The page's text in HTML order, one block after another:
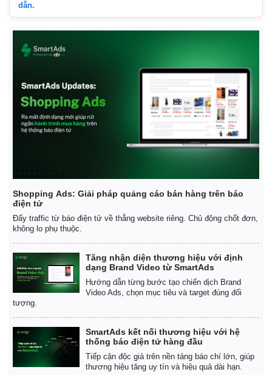
Kinh tế
Bất động sản
Khởi nghiệp
Thị trường
Giá vàng
Tiêu dùng
Tỷ giá
dẫn.
Shopping Ads: Giải pháp quảng cáo bán hàng trên báo
điện tử
Đẩy traffic từ báo điện tử về thẳng website riêng. Chủ động chốt đơn,
không lo phụ thuộc.
Tăng nhận diện thương hiệu với định
dạng Brand Video từ SmartAds
Hướng dẫn từng bước tạo chiến dịch Brand
Video Ads, chọn mục tiêu và target đúng đối
tượng.
SmartAds kết nối thương hiệu với hệ
thống báo điện tử hàng đầu
Tiếp cận độc giả trên nền tảng báo chí lớn, giúp
thương hiệu tăng uy tín và hiệu quả dài hạn.